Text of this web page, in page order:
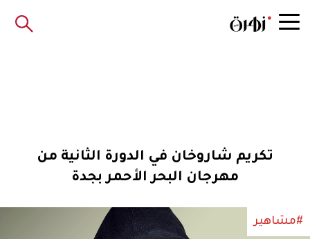
تكريم شاروخان في الدورة الثانية من
مهرجان البحر الأحمر بجدة
#مشاهير